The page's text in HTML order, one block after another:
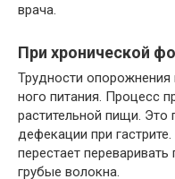
врача.
При хронической
Трудности опорожнения
ного питания. Процесс
растительной пищи. Это
дефекации при
перестает
грубые волокна.